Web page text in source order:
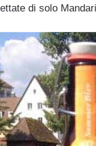
di solo